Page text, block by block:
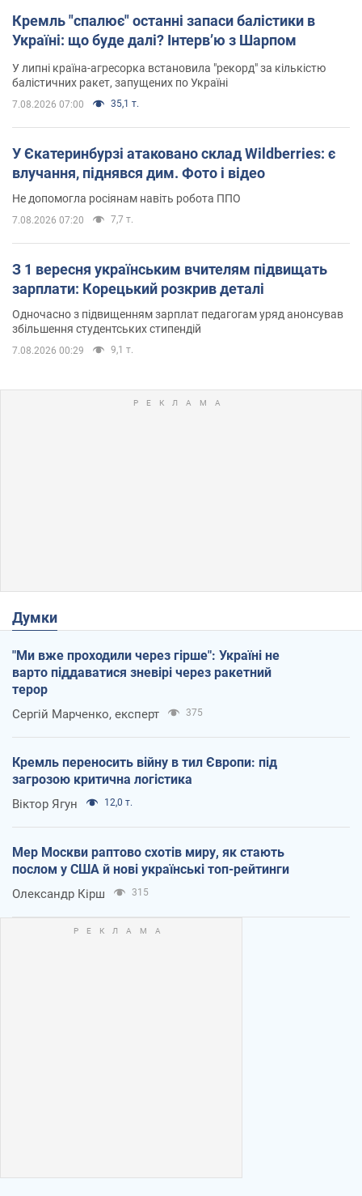
Кремль "спалює" останні запаси балістики в
Україні: що буде далі? Інтерв’ю з Шарпом
У липні країна-агресорка встановила "рекорд" за кількістю
балістичних ракет, запущених по Україні
7.08.2026 07:00 35,1 т.
У Єкатеринбурзі атаковано склад Wildberries: є
влучання, піднявся дим. Фото і відео
Не допомогла росіянам навіть робота ППО
7.08.2026 07:20 7,7 т.
З 1 вересня українським вчителям підвищать
зарплати: Корецький розкрив деталі
Одночасно з підвищенням зарплат педагогам уряд анонсував
збільшення студентських стипендій
7.08.2026 00:29 9,1 т.
Думки
"Ми вже проходили через гірше": Україні не
варто піддаватися зневірі через ракетний
терор
Сергій Марченко, експерт 375
Кремль переносить війну в тил Європи: під
загрозою критична логістика
Віктор Ягун 12,0 т.
Мер Москви раптово схотів миру, як стають
послом у США й нові українські топ-рейтинги
Олександр Кірш 315